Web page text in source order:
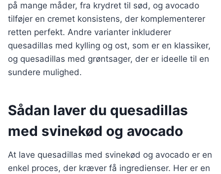
på mange måder, fra krydret til sød, og avocado
tilføjer en cremet konsistens, der komplementerer
retten perfekt. Andre varianter inkluderer
quesadillas med kylling og ost, som er en klassiker,
og quesadillas med grøntsager, der er ideelle til en
sundere mulighed.
Sådan laver du quesadillas
med svinekød og avocado
At lave quesadillas med svinekød og avocado er en
enkel proces, der kræver få ingredienser. Her er en